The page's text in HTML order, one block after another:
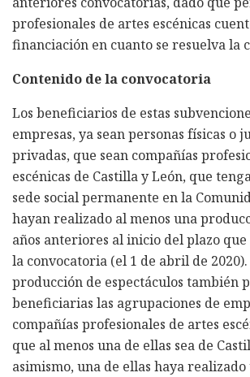
profesionales de artes escénicas
financiación en cuanto se resuelva la
Contenido de la convocatoria
Los beneficiarios de estas
empresas, ya sean personas físicas o
privadas, que sean compañías
escénicas de Castilla y León, que
sede social permanente en la
hayan realizado al menos una
años anteriores al inicio del plazo que
la convocatoria (el 1 de abril de
producción de espectáculos también
beneficiarias las agrupaciones de
compañías profesionales de artes
que al menos una de ellas sea de
asimismo, una de ellas haya